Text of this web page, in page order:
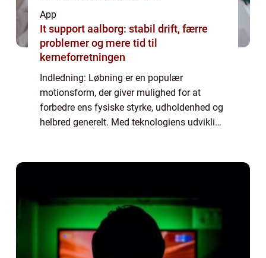
App
It support aalborg: stabil drift, færre
problemer og mere tid til
kerneforretningen
Indledning: Løbning er en populær
motionsform, der giver mulighed for at
forbedre ens fysiske styrke, udholdenhed og
helbred generelt. Med teknologiens udvikling